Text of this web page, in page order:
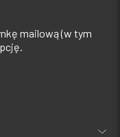
mailową (w tym